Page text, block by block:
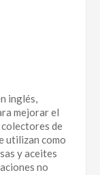
inglés,
mejorar el
de
utilizan como
y aceites
no